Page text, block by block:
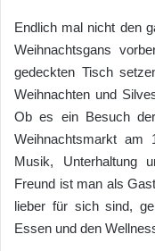
Endlich mal nicht den
Weihnachtsgans
gedeckten Tisch
Weihnachten und
Ob es ein Besuch
Weihnachtsmarkt am
Musik, Unterhaltung
Freund ist man als
lieber für sich sind,
Essen und den